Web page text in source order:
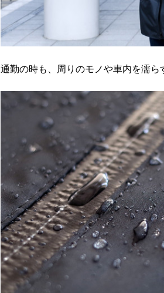
通勤の時も、周りのモノや車内を濡ら